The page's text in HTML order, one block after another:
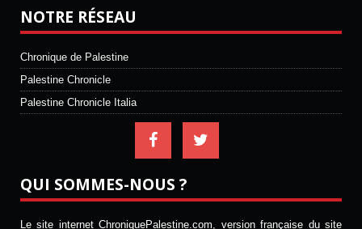
NOTRE RÉSEAU
Chronique de Palestine
Palestine Chronicle
Palestine Chronicle Italia
QUI SOMMES-NOUS ?
Le site internet ChroniquePalestine.com, version française du site